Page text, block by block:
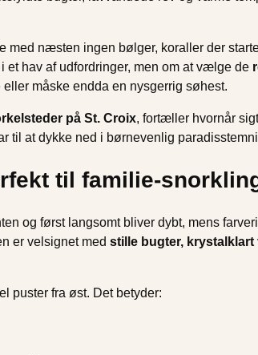
med næsten ingen bølger, koraller der
et hav af udfordringer, men om at vælge de
måske endda en nysgerrig søhest.
på St. Croix, fortæller hvornår
til at dykke ned i børnevenlig
til familie-
og først langsomt bliver dybt, mens
er velsignet med stille bugter, krystalklart
puster fra øst. Det betyder: